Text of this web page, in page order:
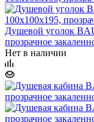
Душевой уголок
прозрачное
Нет в наличии